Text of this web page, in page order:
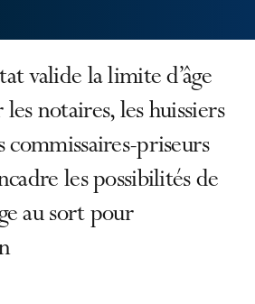
valide la limite d’âge
notaires, les huissiers
commissaires-priseurs
les possibilités de
au sort pour